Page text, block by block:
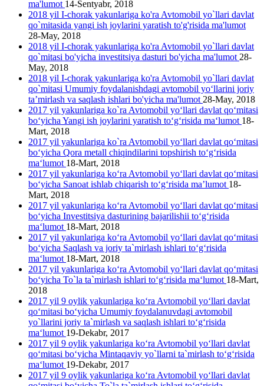
ma'lumot 14-Sentyabr, 2018
2018 yil I-chorak yakunlariga ko'ra Avtomobil yo`llari davlat
qo`mitasida yangi ish joylarini yaratish to'g'risida ma'lumot
28-May, 2018
2018 yil I-chorak yakunlariga ko'ra Avtomobil yo`llari davlat
qo`mitasi bo'yicha investitsiya dasturi bo'yicha ma'lumot 28-
May, 2018
2018 yil I-chorak yakunlariga ko'ra Avtomobil yo`llari davlat
qo`mitasi Umumiy foydalanishdagi avtomobil yo‘llarini joriy
ta’mirlash va saqlash ishlari bo'yicha ma'lumot 28-May, 2018
2017 yil yakunlariga ko`ra Avtomobil yo‘llari davlat qo‘mitasi
bo‘yicha Yangi ish joylarini yaratish to‘g‘risida ma‘lumot 18-
Mart, 2018
2017 yil yakunlariga ko`ra Avtomobil yo‘llari davlat qo‘mitasi
bo‘yicha Qora metall chiqindilarini topshirish to‘g‘risida
ma‘lumot 18-Mart, 2018
2017 yil yakunlariga ko‘ra Avtomobil yo‘llari davlat qo‘mitasi
bo‘yicha Sanoat ishlab chiqarish to‘g‘risida ma’lumot 18-
Mart, 2018
2017 yil yakunlariga ko‘ra Avtomobil yo‘llari davlat qo‘mitasi
bo‘yicha Investitsiya dasturining bajarilishii to‘g‘risida
ma‘lumot 18-Mart, 2018
2017 yil yakunlariga ko‘ra Avtomobil yo‘llari davlat qo‘mitasi
bo‘yicha Saqlash va joriy ta`mirlash ishlari to‘g‘risida
ma‘lumot 18-Mart, 2018
2017 yil yakunlariga ko‘ra Avtomobil yo‘llari davlat qo‘mitasi
bo‘yicha To`la ta`mirlash ishlari to‘g‘risida ma‘lumot 18-Mart,
2018
2017 yil 9 oylik yakunlariga ko‘ra Avtomobil yo‘llari davlat
qo‘mitasi bo‘yicha Umumiy foydalanuvdagi avtomobil
yo`llarini joriy ta`mirlash va saqlash ishlari to‘g‘risida
ma‘lumot 19-Dekabr, 2017
2017 yil 9 oylik yakunlariga ko‘ra Avtomobil yo‘llari davlat
qo‘mitasi bo‘yicha Mintaqaviy yo`llarni ta`mirlash to‘g‘risida
ma‘lumot 19-Dekabr, 2017
2017 yil 9 oylik yakunlariga ko‘ra Avtomobil yo‘llari davlat